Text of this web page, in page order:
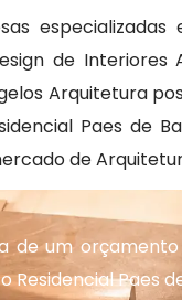
de
Arquitetura
Paes de
de
de um
Residencial Paes